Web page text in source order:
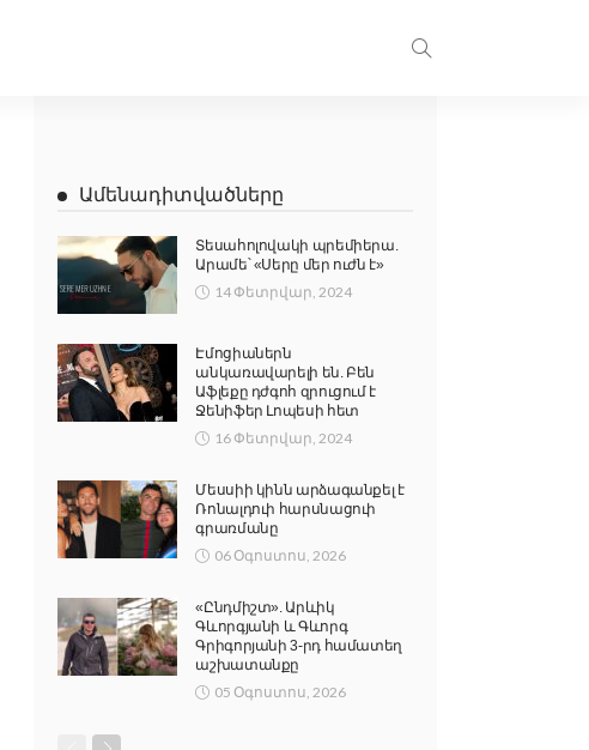
Ամենադիտվածները
Տեսահոլովակի պրեմիերա.
Արամե՝ «Սերը մեր ուժն է»
14 Փետրվար, 2024
Էմոցիաներն
անկառավարելի են. Բեն
Աֆլեքը դժգոհ զրուցում է
Ջենիֆեր Լոպեսի հետ
16 Փետրվար, 2024
Մեսսիի կինն արձագանքել է
Ռոնալդուի հարսնացուի
գրառմանը
06 Օգոստոս, 2026
«Ընդմիշտ». Արևիկ
Գևորգյանի և Գևորգ
Գրիգորյանի 3-րդ համատեղ
աշխատանքը
05 Օգոստոս, 2026